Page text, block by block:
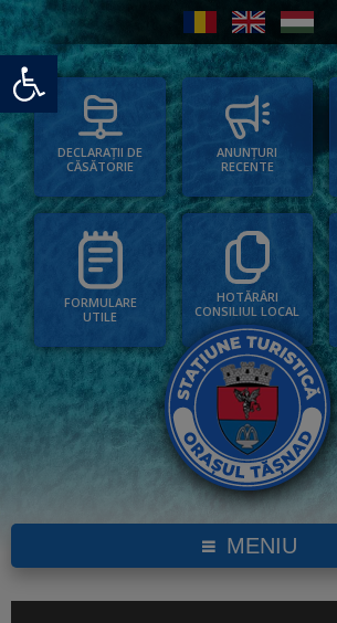
Deschide bara de unelte
DECLARAȚII DE
CĂSĂTORIE
ANUNȚURI
RECENTE
FORMULARE
UTILE
HOTĂRÂRI
CONSILIUL LOCAL
MENIU